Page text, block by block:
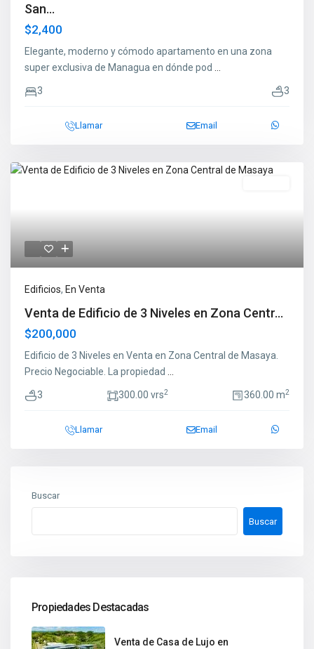
San...
$2,400
Elegante, moderno y cómodo apartamento en una zona
super exclusiva de Managua en dónde pod
3 3
Llamar Email
Edificios, En Venta
Venta de Edificio de 3 Niveles en Zona Centr...
$200,000
Edificio de 3 Niveles en Venta en Zona Central de Masaya.
Precio Negociable. La propiedad
3 300.00 vrs2 360.00 m2
Llamar Email
Buscar
Buscar
Propiedades Destacadas
Venta de Casa de Lujo en